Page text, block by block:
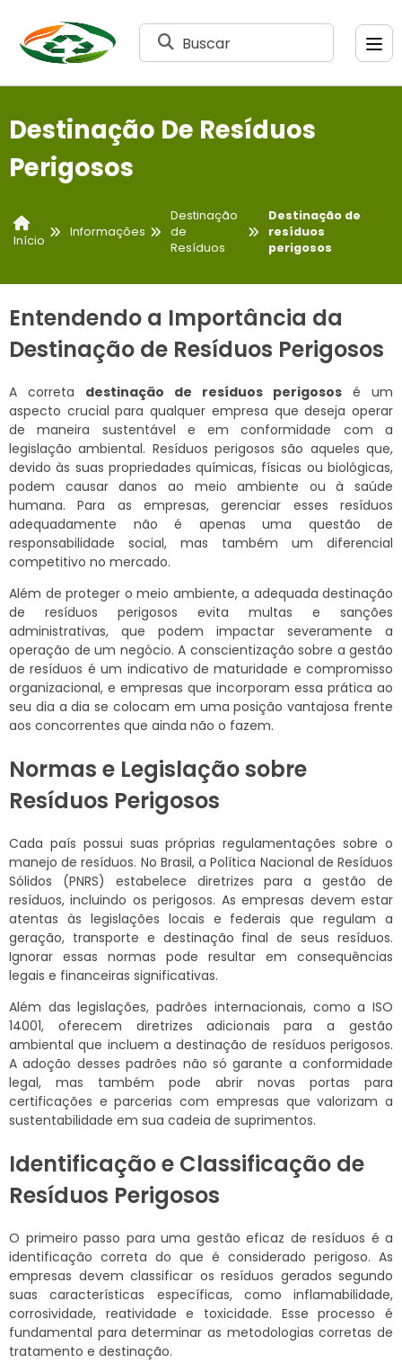
Buscar
Destinação De Resíduos
Perigosos
Início
Informações
Destinação
de
Resíduos
Destinação de
resíduos
perigosos
Entendendo a Importância da
Destinação de Resíduos Perigosos
A correta destinação de resíduos perigosos é um
aspecto crucial para qualquer empresa que deseja operar
de maneira sustentável e em conformidade com a
legislação ambiental. Resíduos perigosos são aqueles que,
devido às suas propriedades químicas, físicas ou biológicas,
podem causar danos ao meio ambiente ou à saúde
humana. Para as empresas, gerenciar esses resíduos
adequadamente não é apenas uma questão de
responsabilidade social, mas também um diferencial
competitivo no mercado.
Além de proteger o meio ambiente, a adequada destinação
de resíduos perigosos evita multas e sanções
administrativas, que podem impactar severamente a
operação de um negócio. A conscientização sobre a gestão
de resíduos é um indicativo de maturidade e compromisso
organizacional, e empresas que incorporam essa prática ao
seu dia a dia se colocam em uma posição vantajosa frente
aos concorrentes que ainda não o fazem.
Normas e Legislação sobre
Resíduos Perigosos
Cada país possui suas próprias regulamentações sobre o
manejo de resíduos. No Brasil, a Política Nacional de Resíduos
Sólidos (PNRS) estabelece diretrizes para a gestão de
resíduos, incluindo os perigosos. As empresas devem estar
atentas às legislações locais e federais que regulam a
geração, transporte e destinação final de seus resíduos.
Ignorar essas normas pode resultar em consequências
legais e financeiras significativas.
Além das legislações, padrões internacionais, como a ISO
14001, oferecem diretrizes adicionais para a gestão
ambiental que incluem a destinação de resíduos perigosos.
A adoção desses padrões não só garante a conformidade
legal, mas também pode abrir novas portas para
certificações e parcerias com empresas que valorizam a
sustentabilidade em sua cadeia de suprimentos.
Identificação e Classificação de
Resíduos Perigosos
O primeiro passo para uma gestão eficaz de resíduos é a
identificação correta do que é considerado perigoso. As
empresas devem classificar os resíduos gerados segundo
suas características específicas, como inflamabilidade,
corrosividade, reatividade e toxicidade. Esse processo é
fundamental para determinar as metodologias corretas de
tratamento e destinação.